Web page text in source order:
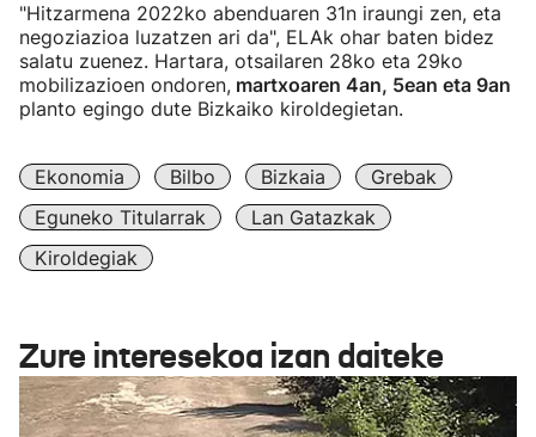
"Hitzarmena 2022ko abenduaren 31n iraungi zen, eta
negoziazioa luzatzen ari da", ELAk ohar baten bidez
salatu zuenez. Hartara, otsailaren 28ko eta 29ko
mobilizazioen ondoren, martxoaren 4an, 5ean eta 9an
planto egingo dute Bizkaiko kiroldegietan.
Ekonomia Bilbo Bizkaia
Grebak
Eguneko Titularrak
Lan Gatazkak
Kiroldegiak
Zure interesekoa izan daiteke